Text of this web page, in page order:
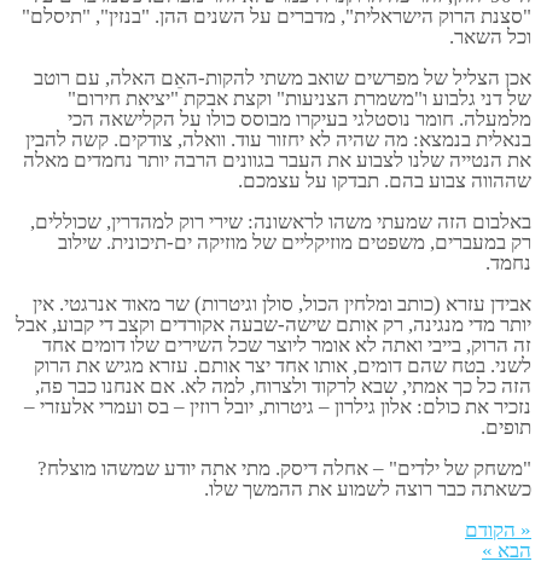
"סצנת הרוק הישראלית", מדברים על השנים ההן. "בנזין", "תיסלם"
וכל השאר.
אכן הצליל של מפרשים שואב משתי להקות-האֵם האלה, עם רוטב
של דני גלבוע ו"משמרת הצניעות" וקצת אבקת "יציאת חירום"
מלמעלה. חומר נוסטלגי בעיקרו מבוסס כולו על הקלישאה הכי
בנאלית בנמצא: מה שהיה לא יחזור עוד. וואלה, צודקים. קשה להבין
את הנטייה שלנו לצבוע את העבר בגוונים הרבה יותר נחמדים מאלה
שההווה צבוע בהם. תבדקו על עצמכם.
באלבום הזה שמעתי משהו לראשונה: שירי רוק למהדרין, שכוללים,
רק במעברים, משפטים מוזיקליים של מוזיקה ים-תיכונית. שילוב
נחמד.
אבידן עזרא (כותב ומלחין הכול, סולן וגיטרות) שר מאוד אנרגטי. אין
יותר מדי מנגינה, רק אותם שישה-שבעה אקורדים וקצב די קבוע, אבל
זה הרוק, בייבי ואתה לא אומר ליוצר שכל השירים שלו דומים אחד
לשני. בטח שהם דומים, אותו אחד יצר אותם. עזרא מגיש את הרוק
הזה כל כך אמתי, שבא לרקוד ולצרוח, למה לא. אם אנחנו כבר פה,
נזכיר את כולם: אלון גילרון – גיטרות, יובל רוזין – בס ועמרי אלעזרי –
תופים.
"משחק של ילדים" – אחלה דיסק. מתי אתה יודע שמשהו מוצלח?
כשאתה כבר רוצה לשמוע את ההמשך שלו.
« הקודם
הבא »